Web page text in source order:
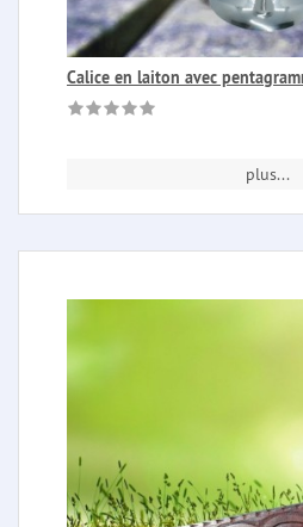
Calice en laiton avec
plus...